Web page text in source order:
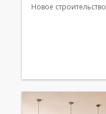
Новое строительство